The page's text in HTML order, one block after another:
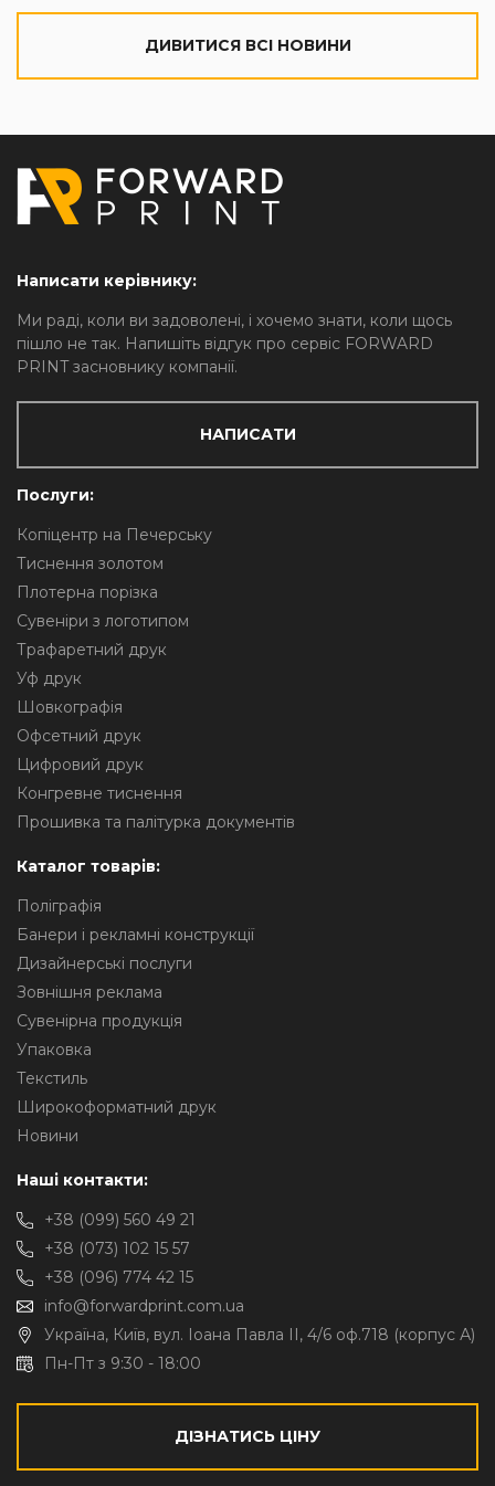
ДИВИТИСЯ ВСІ НОВИНИ
Написати керівнику:
Ми раді, коли ви задоволені, і хочемо знати, коли щось
пішло не так. Напишіть відгук про сервіс FORWARD
PRINT засновнику компанії.
НАПИСАТИ
Послуги:
Копіцентр на Печерську
Тиснення золотом
Плотерна порізка
Сувеніри з логотипом
Трафаретний друк
Уф друк
Шовкографія
Офсетний друк
Цифровий друк
Конгревне тиснення
Прошивка та палітурка документів
Каталог товарів:
Поліграфія
Банери і рекламні конструкції
Дизайнерські послуги
Зовнішня реклама
Сувенірна продукція
Упаковка
Текстиль
Широкоформатний друк
Новини
Наші контакти:
+38 (099) 560 49 21
+38 (073) 102 15 57
+38 (096) 774 42 15
info@forwardprint.com.ua
Україна, Київ, вул. Іоана Павла II, 4/6 оф.718 (корпус А)
Пн-Пт з 9:30 - 18:00
ДІЗНАТИСЬ ЦІНУ